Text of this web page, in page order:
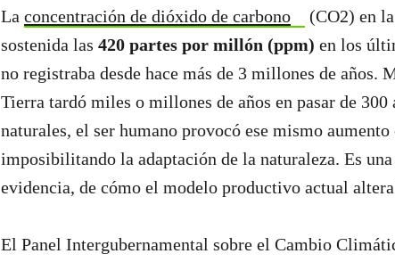
La concentración de dióxido de carbono
(CO2) en
sostenida las 420 partes por millón (ppm) en los
no registraba desde hace más de 3 millones de años.
Tierra tardó miles o millones de años en pasar de 300
naturales, el ser humano provocó ese mismo aumento
imposibilitando la adaptación de la naturaleza. Es
evidencia, de cómo el modelo productivo actual
El Panel Intergubernamental sobre el Cambio